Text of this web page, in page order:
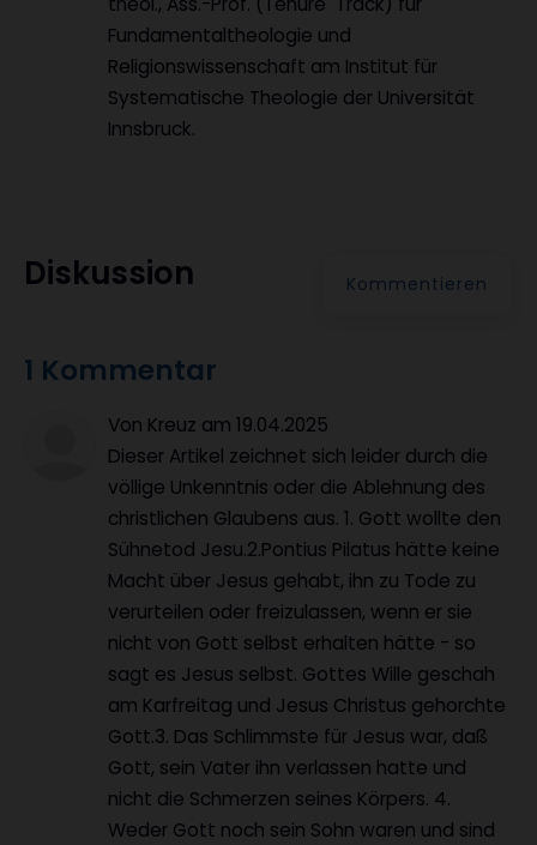
Fundamentaltheologie und
Religionswissenschaft am Institut für
Systematische Theologie der Universität
Innsbruck.
Diskussion Kommentieren
1 Kommentar
Von Kreuz am 19.04.2025
Dieser Artikel zeichnet sich leider durch die
völlige Unkenntnis oder die Ablehnung des
christlichen Glaubens aus. 1. Gott wollte den
Sühnetod Jesu.2.Pontius Pilatus hätte keine
Macht über Jesus gehabt, ihn zu Tode zu
verurteilen oder freizulassen, wenn er sie
nicht von Gott selbst erhalten hätte - so
sagt es Jesus selbst. Gottes Wille geschah
am Karfreitag und Jesus Christus gehorchte
Gott.3. Das Schlimmste für Jesus war, daß
Gott, sein Vater ihn verlassen hatte und
nicht die Schmerzen seines Körpers. 4.
Weder Gott noch sein Sohn waren und sind